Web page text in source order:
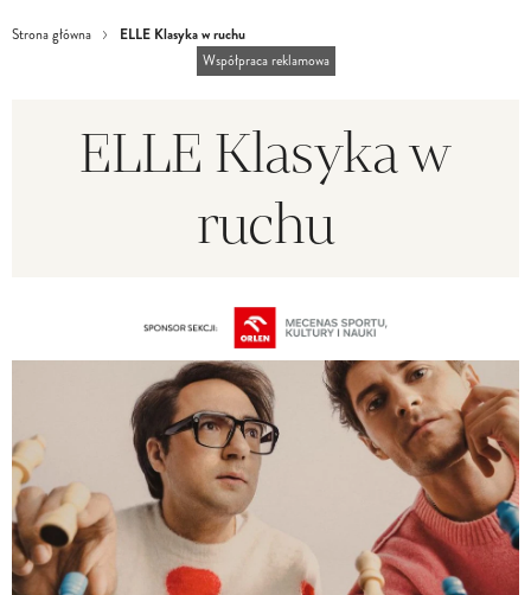
Strona główna ELLE Klasyka w ruchu
Współpraca reklamowa
ELLE Klasyka w
ruchu